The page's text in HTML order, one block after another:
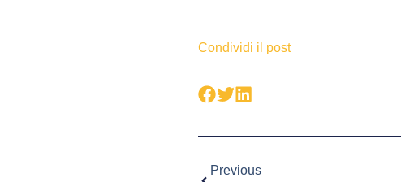
Condividi il post
Previous